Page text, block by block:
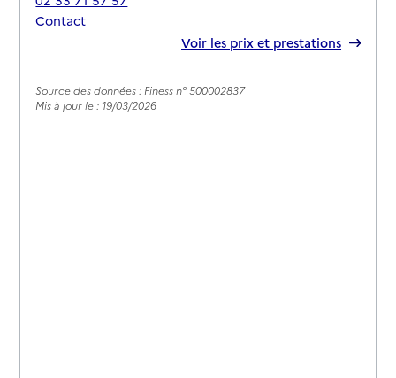
Contact
Voir les prix et prestations
Source des données : Finess n° 500002837
Mis à jour le : 19/03/2026